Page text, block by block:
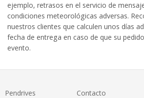
ejemplo, retrasos en el servicio de
condiciones meteorológicas adversas.
nuestros clientes que calculen unos días
fecha de entrega en caso de que su
evento.
Pendrives
Contacto